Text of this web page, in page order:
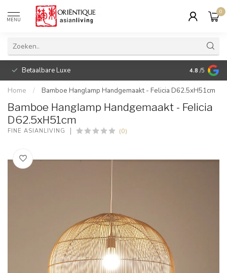
MENU
0
Betaalbare Luxe 4.8 /5
Home / Bamboe Hanglamp Handgemaakt - Felicia D62.5xH51cm
Bamboe Hanglamp Handgemaakt - Felicia
D62.5xH51cm
FINE ASIANLIVING (0)